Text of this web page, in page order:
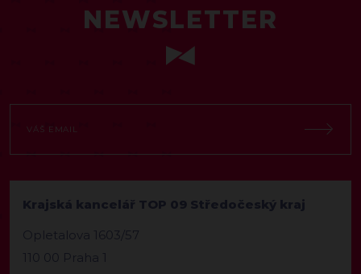
NEWSLETTER
Krajská kancelář TOP 09 Středočeský kraj
Opletalova 1603/57
110 00 Praha 1